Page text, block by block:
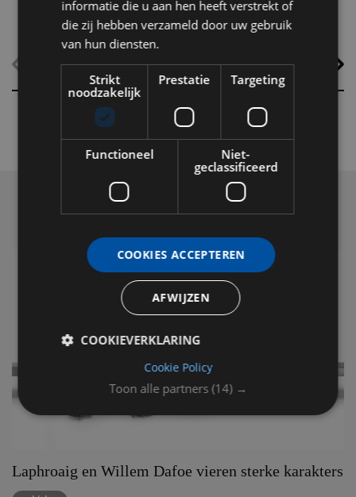
Laphroaig en Willem Dafoe vieren sterke karakters
informatie die u aan hen heeft verstrekt of
die zij hebben verzameld door uw gebruik
van hun diensten.
Toon alle partners (14) →
Strikt
noodzakelijk
Prestatie Targeting
Functioneel
Niet-
geclassificeerd
COOKIES ACCEPTEREN
AFWIJZEN
COOKIEVERKLARING
Cookie Policy